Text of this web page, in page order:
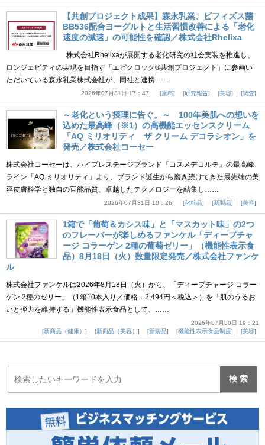
【共創プロジェクト成果】森永乳業、ビフィズス菌
BB536配合ヨーグルトと生活習慣改善による「老化
速度の減速」の可能性を確認／株式会社Rhelixa
株式会社Rhelixaが展開する老化研究の社会実装を推進し、
ロンジェビティの実現を目指す「エピクロック®共創プロジェクト」に参画い
ただいている森永乳業株式会社が、同社と連携……
2026年07月31日 17：47 原料 研究報告 美容 調査
～老化という摂理に告ぐ。～ 100年美肌への想いを
込めた最高峰（※1）の高機能エッセンスクリーム
「AQ ミリオリティ ザ クリーム デコラシオン」を
発売／株式会社コーセー
株式会社コーセーは、ハイプレステージブランド『コスメデコルテ』の最高峰
ライン「AQ ミリオリティ」より、ブランド誕生から磨き続けてきた最先端の美
容皮膚科学と独自の官能品質、卓越したテクノロジーを結集し……
2026年07月31日 10：26 化粧品 新製品 美容
1箱で「葡萄＆カシス味」と「マスカット味」の2つ
のフレーバーが楽しめるファンケル「ディープチャ
ージ コラーゲン 2種の葡萄ゼリー」（機能性表示食
品）8月18日（火）数量限定発売／株式会社ファンケ
ル
株式会社ファンケルは2026年8月18日（火）から、「ディープチャージ コラー
ゲン 2種のゼリー」（1箱10本入り／価格：2,494円＜税込＞）を「肌のうるお
いと弾力を維持する」機能性表示食品として、……
2026年07月30日 19：21
新商品（健康）
新商品（美容） 新製品 機能性表示食品制度 美容